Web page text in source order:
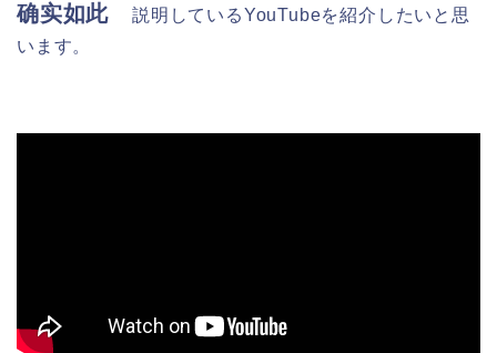
确实如此
説明しているYouTubeを紹介したいと思
います。